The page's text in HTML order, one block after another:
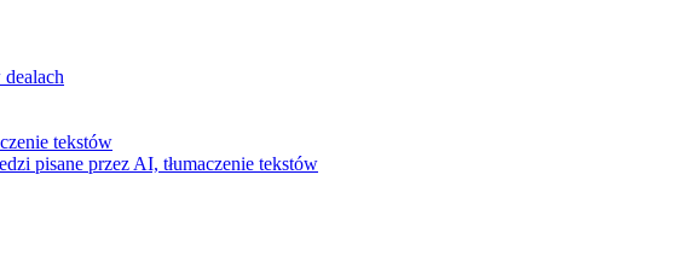
tekstów
pisane przez AI, tłumaczenie tekstów